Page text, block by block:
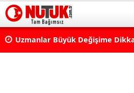
Uzmanlar Büyük Değişime
Neleri Değiştirecek?